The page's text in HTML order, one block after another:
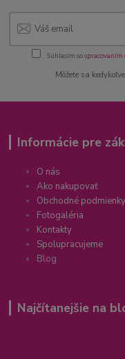
Súhlasím sospracovaním
Môžete sa
Informácie pre
O nás
Ako nakupovať
Obchodné podmienky
Fotogaléria
Kontakty
Spolupracujeme
Blog
Najčítanejšie na